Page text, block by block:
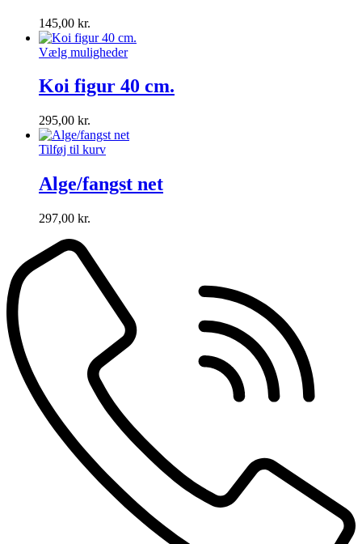
145,00 kr.
Vælg muligheder
Koi figur 40 cm.
295,00 kr.
Tilføj til kurv
Alge/fangst net
297,00 kr.